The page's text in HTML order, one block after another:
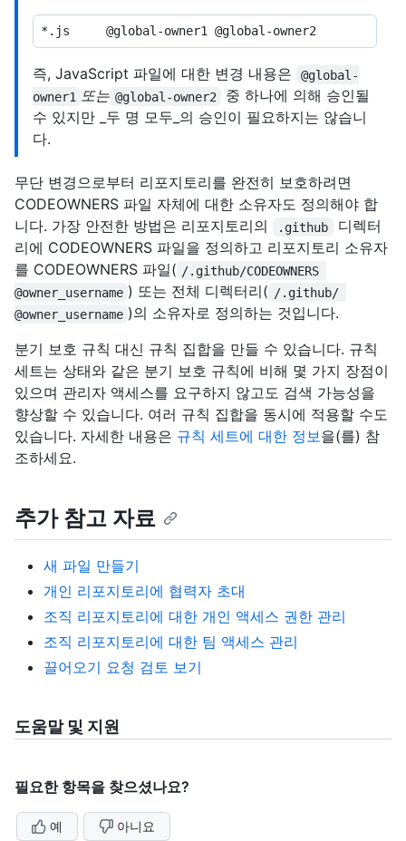
즉, JavaScript 파일에 대한 변경 내용은
@global-
owner1 또는 @global-owner2
중 하나에 의해 승인될
수 있지만 _두 명 모두_의 승인이 필요하지는 않습니
다.
무단 변경으로부터 리포지토리를 완전히 보호하려면
CODEOWNERS 파일 자체에 대한 소유자도 정의해야 합
니다. 가장 안전한 방법은 리포지토리의
.github
디렉터
리에 CODEOWNERS 파일을 정의하고 리포지토리 소유자
를 CODEOWNERS 파일( /.github/CODEOWNERS
@owner_username ) 또는 전체 디렉터리( /.github/
@owner_username )의 소유자로 정의하는 것입니다.
분기 보호 규칙 대신 규칙 집합을 만들 수 있습니다. 규칙
세트는 상태와 같은 분기 보호 규칙에 비해 몇 가지 장점이
있으며 관리자 액세스를 요구하지 않고도 검색 가능성을
향상할 수 있습니다. 여러 규칙 집합을 동시에 적용할 수도
있습니다. 자세한 내용은 규칙 세트에 대한 정보을(를) 참
조하세요.
추가 참고 자료
새 파일 만들기
개인 리포지토리에 협력자 초대
조직 리포지토리에 대한 개인 액세스 권한 관리
조직 리포지토리에 대한 팀 액세스 관리
끌어오기 요청 검토 보기
도움말 및 지원
필요한 항목을 찾으셨나요?
예 아니요